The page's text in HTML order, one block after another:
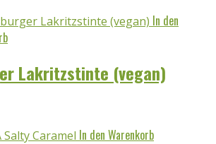
In den
Lakritzstinte (vegan)
In den Warenkorb